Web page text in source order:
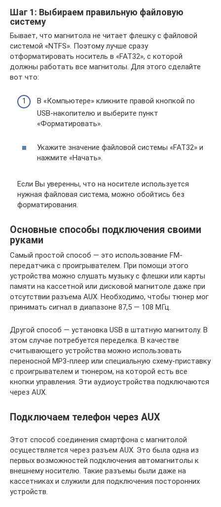
Шаг 1: Выбираем правильную файловую
систему
Бывает, что магнитола не читает флешку с файловой
системой «NTFS». Поэтому лучше сразу
отформатировать носитель в «FAT32», с которой
должны работать все магнитолы. Для этого сделайте
вот что:
В «Компьютере» кликните правой кнопкой по
USB-накопителю и выберите пункт
«Форматировать».
Укажите значение файловой системы «FAT32» и
нажмите «Начать».
Если Вы уверенны, что на носителе используется
нужная файловая система, можно обойтись без
форматирования.
Основные способы подключения своими
руками
Самый простой способ — это использование FM-
передатчика с проигрывателем. При помощи этого
устройства можно слушать музыку с флешки или карты
памяти на кассетной или дисковой магнитоле даже при
отсутствии разъема AUX. Необходимо, чтобы тюнер мог
принимать сигнал в диапазоне 87,5 — 108 МГц.
Другой способ — установка USB в штатную магнитолу. В
этом случае потребуется переделка. В качестве
считывающего устройства можно использовать
переносной MP3-плеер или специальную схему-приставку
с проигрывателем и тюнером, на которой есть все
кнопки управления. Эти аудиоустройства подключаются
через AUX.
Подключаем телефон через AUX
Этот способ соединения смартфона с магнитолой
осуществляется через разъем AUX. Это была одна из
первых возможностей подключения автомагнитолы к
внешнему носителю. Такие разъемы были даже на
кассетниках и служили для подключения посторонних
устройств.